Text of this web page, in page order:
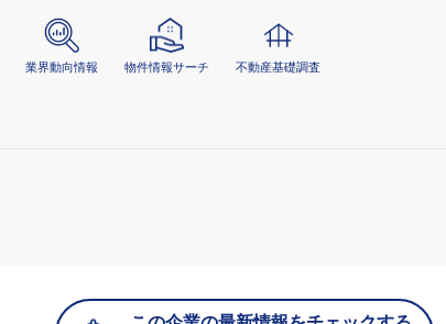
業界動向情報 物件情報サーチ 不動産基礎調査